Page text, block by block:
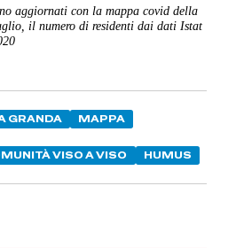
aggiornati con la mappa covid della
, il numero di residenti dai dati Istat
GRANDA
MAPPA
VISO A VISO
HUMUS